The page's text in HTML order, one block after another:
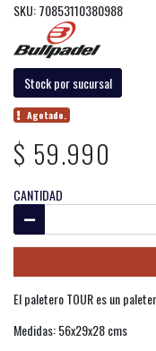
SKU: 70853110380988
Stock por sucursal
Agotado.
$ 59.990
CANTIDAD
El paletero TOUR es un
Medidas: 56x29x28 cms